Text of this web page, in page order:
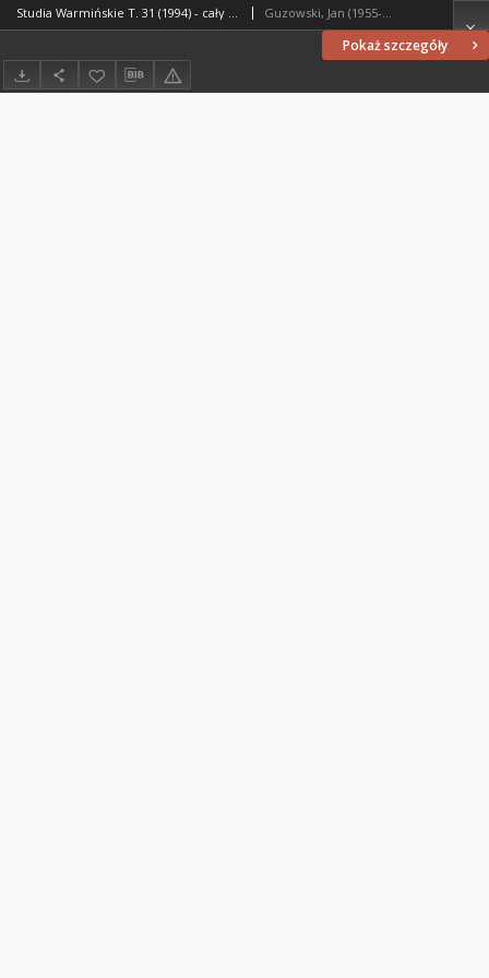
Pokaż szczegóły
Studia Warmińskie T. 31 (1994) - cały numer Guzowski, Jan (1955- ). Redaktor naczelny